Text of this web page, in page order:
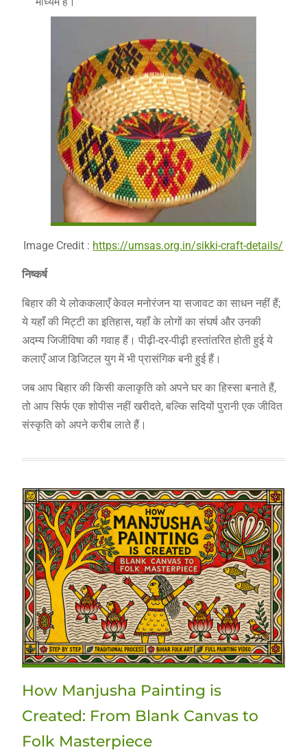
Image Credit : https://umsas.org.in/sikki-craft-details/
निष्कर्ष
बिहार की ये लोककलाएँ केवल मनोरंजन या सजावट का साधन नहीं हैं;
ये यहाँ की मिट्टी का इतिहास, यहाँ के लोगों का संघर्ष और उनकी
अदम्य जिजीविषा की गवाह हैं। पीढ़ी-दर-पीढ़ी हस्तांतरित होती हुई ये
कलाएँ आज डिजिटल युग में भी प्रासंगिक बनी हुई हैं।
जब आप बिहार की किसी कलाकृति को अपने घर का हिस्सा बनाते हैं,
तो आप सिर्फ एक शोपीस नहीं खरीदते, बल्कि सदियों पुरानी एक जीवित
संस्कृति को अपने करीब लाते हैं।
How Manjusha Painting is
Created: From Blank Canvas to
Folk Masterpiece